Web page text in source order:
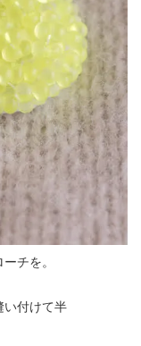
チを。
い付けて半